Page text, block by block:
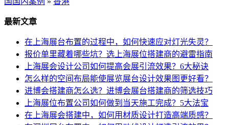
最新文章
在上海展台布置的过程中，如何快速应对灯光失灵？
报价单里藏着哪些坑？选上海展位搭建商的避雷指南
上海展会设计公司如何提高会展引流效果？6大秘诀
怎么样的空间布局能使展览展台设计效果图更好看？
进博会搭建商怎么选？进博会展台搭建商的筛选技巧
上海展位布置公司如何做到当天施工完成？5大法宝
在上海展会搭建中，如何用材质设计打造高端质感？